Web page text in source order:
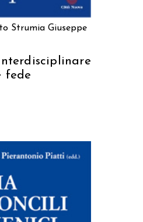
Strumia Giuseppe
fede